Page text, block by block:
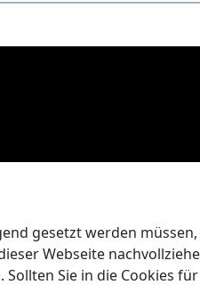
gesetzt werden
Webseite
Sie in die Cookies